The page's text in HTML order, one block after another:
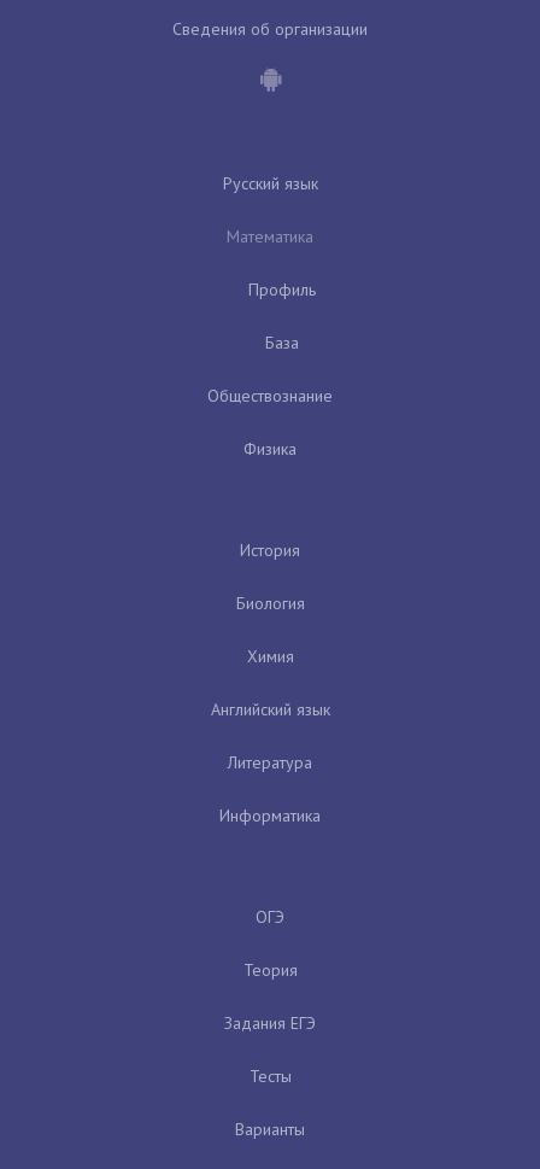
Сведения об организации
Русский язык
Математика
Профиль
База
Обществознание
Физика
История
Биология
Химия
Английский язык
Литература
Информатика
ОГЭ
Теория
Задания ЕГЭ
Тесты
Варианты